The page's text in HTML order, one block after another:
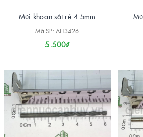
Mũi khoan sắt rẻ 4.5mm
Mã SP: AH3426
5.500₫